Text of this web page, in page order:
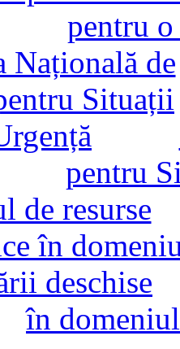
pentru
pentru
în